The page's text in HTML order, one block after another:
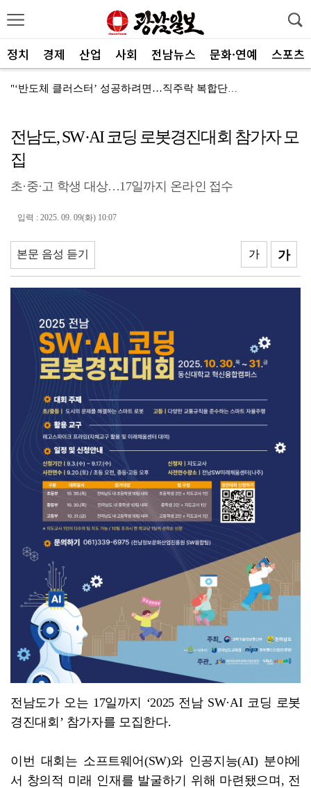
정치 경제 산업 사회 전남뉴스 문화·연예 스포츠
"‘반도체 클러스터’ 성공하려면…직주락 복합단지 구축"
반도체 산단 속도…광주 민간공항 무안이전도 빨라질 듯
"광주 5개 자치구 기능·권한 확대해야 불균형 해소"
폭염에 멈춘 무안공항 참사 재수색 10일 재개
민주 당권 주자들, 텃밭 호남 민심잡기 '사활'
[사설]가뭄 피해 현실화…철저한 대책마련 중요
[사설]강진 병영면 ‘도시재생 성공모델’된 이유
폭염·가뭄·고수온 비상…농·수협, 현장 지원 총력
[강소기업을 키우자] 궁전제과
전남도, SW·AI 코딩 로봇경진대회 참가자 모
집
초·중·고 학생 대상…17일까지 온라인 접수
입력 : 2025. 09. 09(화) 10:07
본문 음성 듣기 가
가
전남도가 오는 17일까지 ‘2025 전남 SW·AI 코딩 로봇
경진대회’ 참가자를 모집한다.
이번 대회는 소프트웨어(SW)와 인공지능(AI) 분야에
서 창의적 미래 인재를 발굴하기 위해 마련됐으며, 전